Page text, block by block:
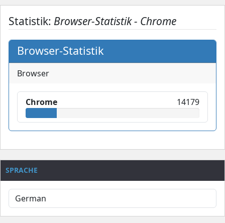
Statistik: Browser-Statistik - Chrome
Browser-Statistik
Browser
Chrome 14179
SPRACHE